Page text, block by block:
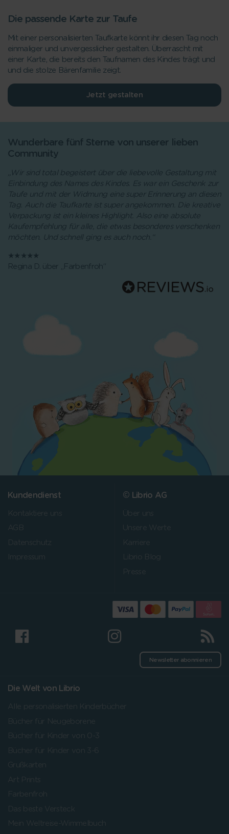
Die passende Karte zur Taufe
Mit einer personalisierten Taufkarte könnt ihr diesen Tag noch
einmaliger und unvergesslicher gestalten. Überrascht mit
einer Karte, die bereits den Taufnamen des Kindes trägt und
und die stolze Bärenfamilie zeigt.
Jetzt gestalten
Wunderbare fünf Sterne von unserer lieben
Community
„Wir sind total begeistert über die liebevolle Gestaltung mit
Einbindung des Names des Kindes. Es war ein Geschenk zur
Taufe und mit der Widmung eine super Erinnerung an diesen
Tag. Auch die Taufkarte ist super angekommen. Die kreative
Verpackung ist ein kleines Highlight. Also eine absolute
Kaufempfehlung für alle, die etwas besonderes verschenken
möchten. Und schnell ging es auch noch.“
★★★★★
Regina D. über „Farbenfroh“
Kundendienst © Librio AG
Newsletter abonnieren
Die Welt von Librio